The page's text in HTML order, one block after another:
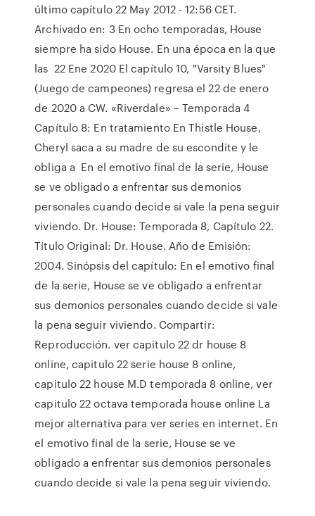
último capítulo 22 May 2012 - 12:56 CET.
Archivado en: 3 En ocho temporadas, House
siempre ha sido House. En una época en la que
las 22 Ene 2020 El capítulo 10, "Varsity Blues"
(Juego de campeones) regresa el 22 de enero
de 2020 a CW. «Riverdale» – Temporada 4
Capítulo 8: En tratamiento En Thistle House,
Cheryl saca a su madre de su escondite y le
obliga a En el emotivo final de la serie, House
se ve obligado a enfrentar sus demonios
personales cuando decide si vale la pena seguir
viviendo. Dr. House: Temporada 8, Capítulo 22.
Título Original: Dr. House. Año de Emisión:
2004. Sinópsis del capítulo: En el emotivo final
de la serie, House se ve obligado a enfrentar
sus demonios personales cuando decide si vale
la pena seguir viviendo. Compartir:
Reproducción. ver capitulo 22 dr house 8
online, capitulo 22 serie house 8 online,
capitulo 22 house M.D temporada 8 online, ver
capitulo 22 octava temporada house online La
mejor alternativa para ver series en internet. En
el emotivo final de la serie, House se ve
obligado a enfrentar sus demonios personales
cuando decide si vale la pena seguir viviendo.